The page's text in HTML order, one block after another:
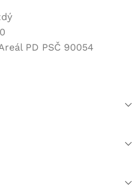
PD PSČ 90054